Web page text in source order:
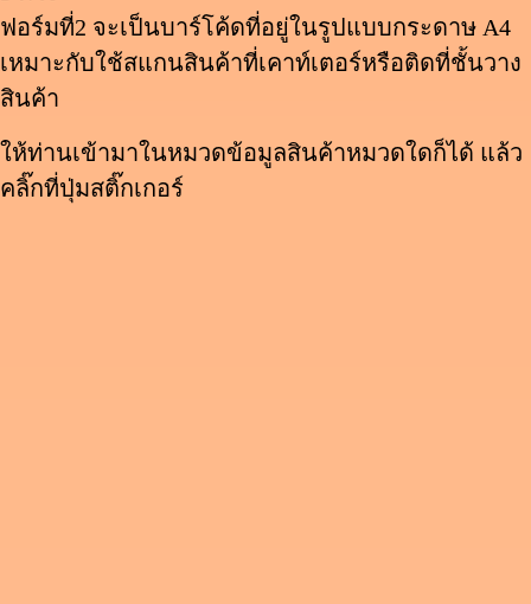
ฟอร์มที่2 จะเป็นบาร์โค้ดที่อยู่ในรูปแบบกระดาษ A4
เหมาะกับใช้สแกนสินค้าที่เคาท์เตอร์หรือติดที่ชั้นวาง
สินค้า
ให้ท่านเข้ามาในหมวดข้อมูลสินค้าหมวดใดก็ได้ แล้ว
คลิ๊กที่ปุ่มสติ๊กเกอร์